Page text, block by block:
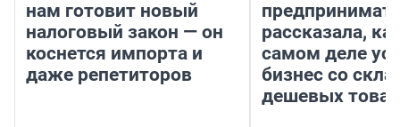
нам готовит новый
налоговый закон — он
коснется импорта и
даже репетиторов
рассказала,
самом деле
бизнес со
дешевых